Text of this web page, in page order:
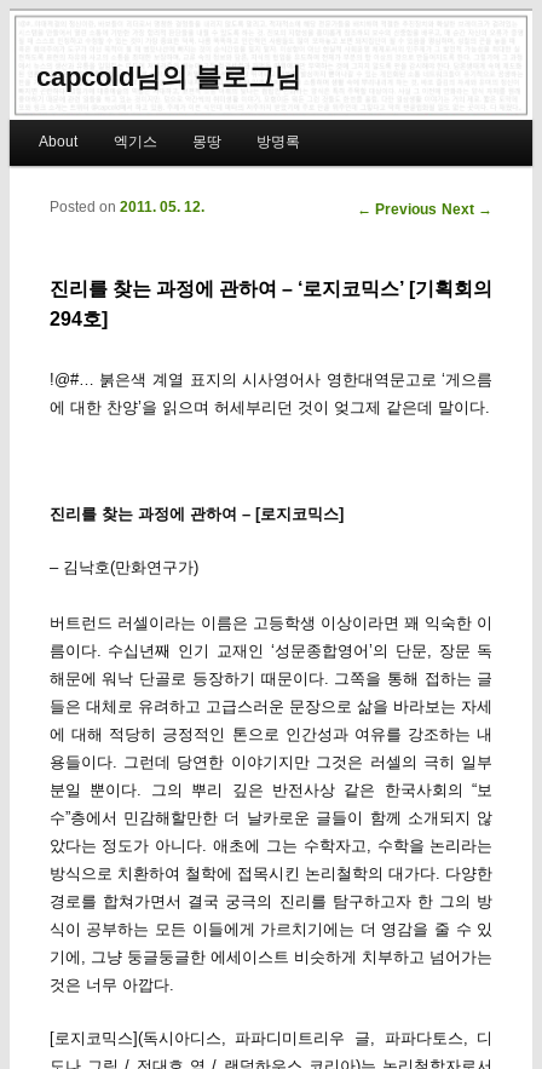
capcold님의 블로그님
Skip to primary content
Skip to secondary content
About 엑기스 몽땅 방명록
Post navigation
← Previous Next →
진리를 찾는 과정에 관하여 – ‘로지코믹스’ [기획회의
294호]
Posted on 2011. 05. 12.
!@#… 붉은색 계열 표지의 시사영어사 영한대역문고로 ‘게으름
에 대한 찬양’을 읽으며 허세부리던 것이 엊그제 같은데 말이다.
진리를 찾는 과정에 관하여 – [로지코믹스]
– 김낙호(만화연구가)
버트런드 러셀이라는 이름은 고등학생 이상이라면 꽤 익숙한 이
름이다. 수십년째 인기 교재인 ‘성문종합영어’의 단문, 장문 독
해문에 워낙 단골로 등장하기 때문이다. 그쪽을 통해 접하는 글
들은 대체로 유려하고 고급스러운 문장으로 삶을 바라보는 자세
에 대해 적당히 긍정적인 톤으로 인간성과 여유를 강조하는 내
용들이다. 그런데 당연한 이야기지만 그것은 러셀의 극히 일부
분일 뿐이다. 그의 뿌리 깊은 반전사상 같은 한국사회의 “보
수”층에서 민감해할만한 더 날카로운 글들이 함께 소개되지 않
았다는 정도가 아니다. 애초에 그는 수학자고, 수학을 논리라는
방식으로 치환하여 철학에 접목시킨 논리철학의 대가다. 다양한
경로를 합쳐가면서 결국 궁극의 진리를 탐구하고자 한 그의 방
식이 공부하는 모든 이들에게 가르치기에는 더 영감을 줄 수 있
기에, 그냥 둥글둥글한 에세이스트 비슷하게 치부하고 넘어가는
것은 너무 아깝다.
[로지코믹스](독시아디스, 파파디미트리우 글, 파파다토스, 디